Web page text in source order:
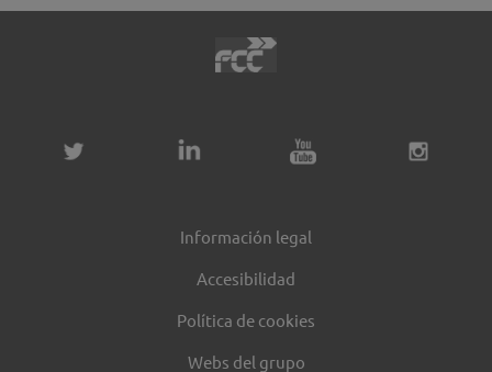
Información legal
Accesibilidad
Política de cookies
Webs del grupo